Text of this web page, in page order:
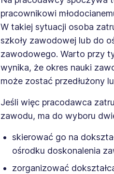
pracownikowi
W takiej sytuacji osoba
szkoły zawodowej lub do
zawodowego. Warto przy
wynika, że okres nauki
może zostać przedłużony
Jeśli więc pracodawca
zawodu, ma do wyboru
skierować go na
ośrodku doskonalenia
zorganizować